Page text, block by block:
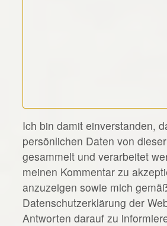
*
Ich bin damit einverstanden,
persönlichen Daten von
gesammelt und verarbeitet
meinen Kommentar zu
anzuzeigen sowie mich
Datenschutzerklärung der
Antworten darauf zu